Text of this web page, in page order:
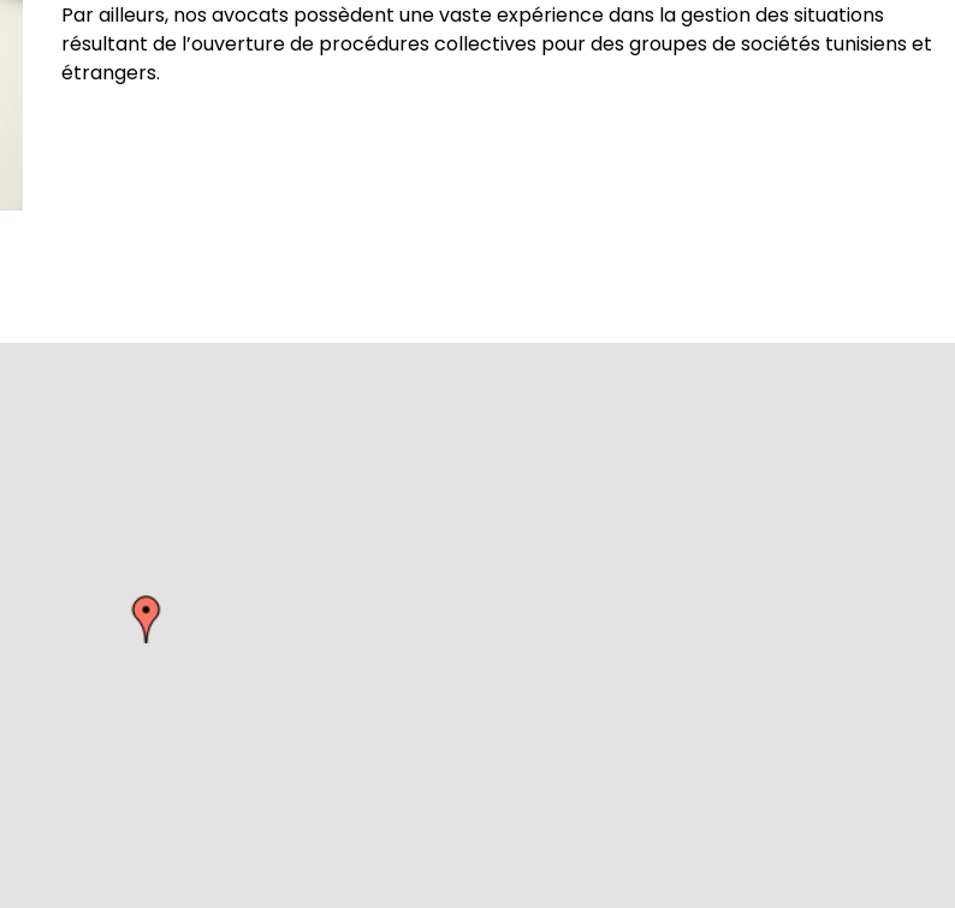
Par ailleurs, nos avocats possèdent une vaste expérience dans la gestion des situations
résultant de l’ouverture de procédures collectives pour des groupes de sociétés tunisiens et
étrangers.